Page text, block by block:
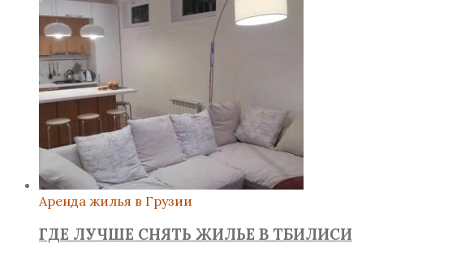
Аренда жилья в Грузии
ГДЕ ЛУЧШЕ СНЯТЬ ЖИЛЬЕ В ТБИЛИСИ